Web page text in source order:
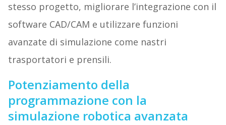
stesso progetto, migliorare l’integrazione con il
software CAD/CAM e utilizzare funzioni
avanzate di simulazione come nastri
trasportatori e prensili.
Potenziamento della
programmazione con la
simulazione robotica avanzata